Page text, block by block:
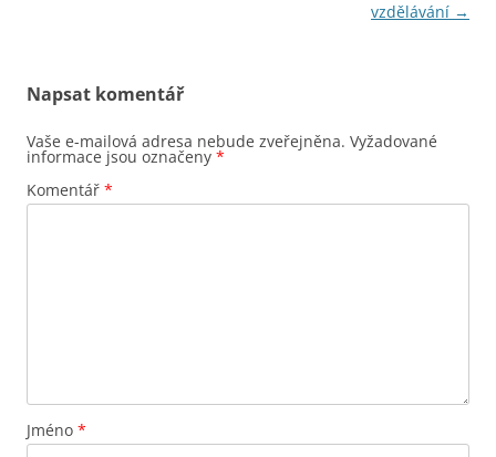
vzdělávání →
Napsat komentář
Vaše e-mailová adresa nebude zveřejněna. Vyžadované
informace jsou označeny *
Komentář *
Jméno *